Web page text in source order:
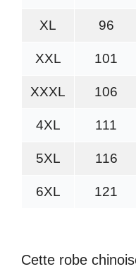
XL 96
XXL 101
XXXL 106
4XL 111
5XL 116
6XL 121
Cette robe